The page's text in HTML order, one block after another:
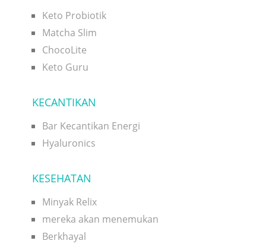
Keto Probiotik
Matcha Slim
ChocoLite
Keto Guru
KECANTIKAN
Bar Kecantikan Energi
Hyaluronics
KESEHATAN
Minyak Relix
mereka akan menemukan
Berkhayal